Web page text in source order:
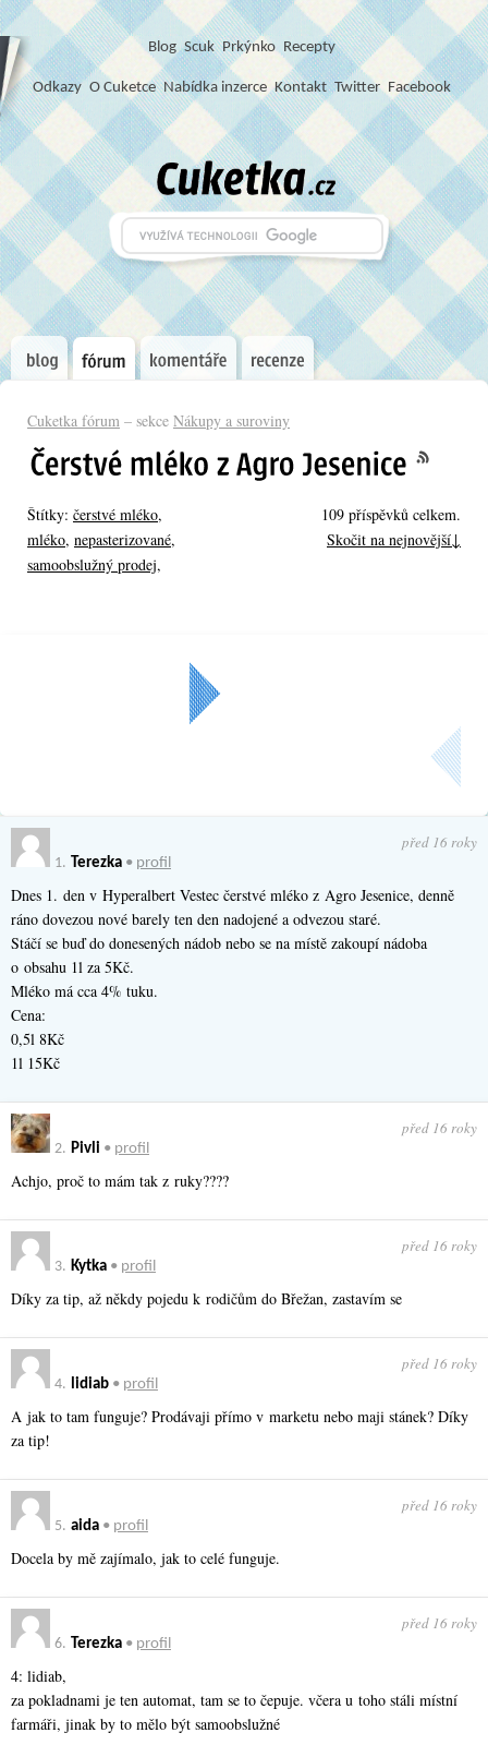
Blog Scuk Prkýnko Recepty
Odkazy O Cuketce Nabídka inzerce Kontakt Twitter Facebook
Cuketka fórum – sekce Nákupy a suroviny
Štítky: čerstvé mléko,
mléko, nepasterizované,
samoobslužný prodej,
109 příspěvků celkem.
Skočit na nejnovější↓
1. Terezka • profil
před 16 roky
Dnes 1. den v Hyperalbert Vestec čerstvé mléko z Agro Jesenice, denně
ráno dovezou nové barely ten den nadojené a odvezou staré.
Stáčí se buď do donesených nádob nebo se na místě zakoupí nádoba
o obsahu 1l za 5Kč.
Mléko má cca 4% tuku.
Cena:
0,5l 8Kč
1l 15Kč
2. Pivli • profil
před 16 roky
Achjo, proč to mám tak z ruky????
3. Kytka • profil
před 16 roky
Díky za tip, až někdy pojedu k rodičům do Břežan, zastavím se
4. lidiab • profil
před 16 roky
A jak to tam funguje? Prodávaji přímo v marketu nebo maji stánek? Díky
za tip!
5. aida • profil
před 16 roky
Docela by mě zajímalo, jak to celé funguje.
6. Terezka • profil
před 16 roky
4: lidiab,
za pokladnami je ten automat, tam se to čepuje. včera u toho stáli místní
farmáři, jinak by to mělo být samoobslužné